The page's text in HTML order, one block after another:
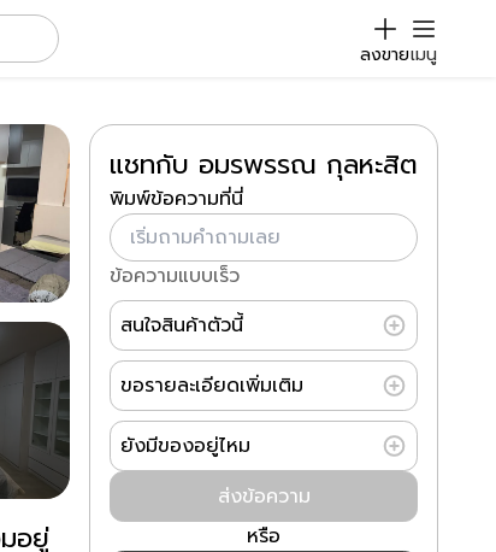
ลงขายเมนู
แชทกับ อมรพรรณ กุลหะสิต
พิมพ์ข้อความที่นี่
ข้อความแบบเร็ว
สนใจสินค้าตัวนี้
ขอรายละเอียดเพิ่มเติม
ยังมีของอยู่ไหม
ส่งข้อความ
หรือ